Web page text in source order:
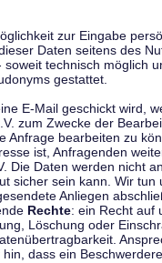
zur Eingabe
Daten seitens des
technisch möglich
gestattet.
E-Mail geschickt wird,
zum Zwecke der
Anfrage bearbeiten zu
ist, Anfragenden
Die Daten werden nicht
sicher sein kann. Wir
Anliegen
Rechte: ein Recht auf
Löschung oder
dass ein